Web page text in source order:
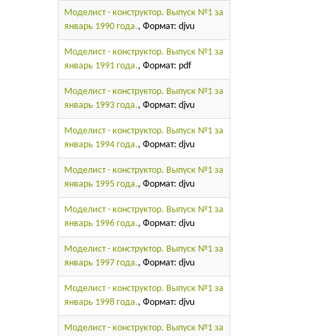
Моделист - конструктор. Выпуск №1 за
январь 1990 года., Формат: djvu
Моделист - конструктор. Выпуск №1 за
январь 1991 года., Формат: pdf
Моделист - конструктор. Выпуск №1 за
январь 1993 года., Формат: djvu
Моделист - конструктор. Выпуск №1 за
январь 1994 года., Формат: djvu
Моделист - конструктор. Выпуск №1 за
январь 1995 года., Формат: djvu
Моделист - конструктор. Выпуск №1 за
январь 1996 года., Формат: djvu
Моделист - конструктор. Выпуск №1 за
январь 1997 года., Формат: djvu
Моделист - конструктор. Выпуск №1 за
январь 1998 года., Формат: djvu
Моделист - конструктор. Выпуск №1 за